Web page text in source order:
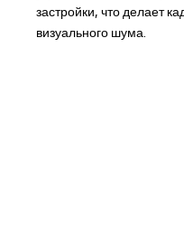
застройки, что делает
визуального шума.